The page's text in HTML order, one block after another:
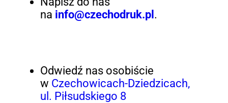
na info@czechodruk.pl .
Odwiedź nas osobiście
w Czechowicach-Dziedzicach,
ul. Piłsudskiego 8